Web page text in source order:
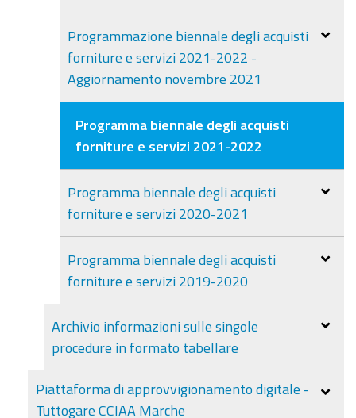
Programmazione biennale degli acquisti
forniture e servizi 2021-2022 -
Aggiornamento novembre 2021
Programma biennale degli acquisti
forniture e servizi 2021-2022
Programma biennale degli acquisti
forniture e servizi 2020-2021
Programma biennale degli acquisti
forniture e servizi 2019-2020
Archivio informazioni sulle singole
procedure in formato tabellare
Piattaforma di approvvigionamento digitale -
Tuttogare CCIAA Marche